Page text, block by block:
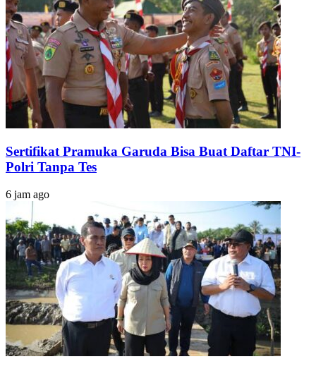
Sertifikat Pramuka Garuda Bisa Buat Daftar TNI-
Polri Tanpa Tes
6 jam ago